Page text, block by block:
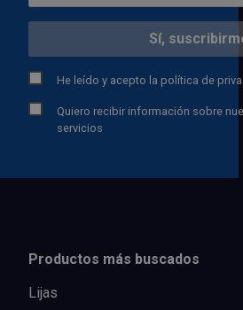
He leído y acepto la política de
Quiero recibir información sobre
servicios
Productos más buscados
Lijas